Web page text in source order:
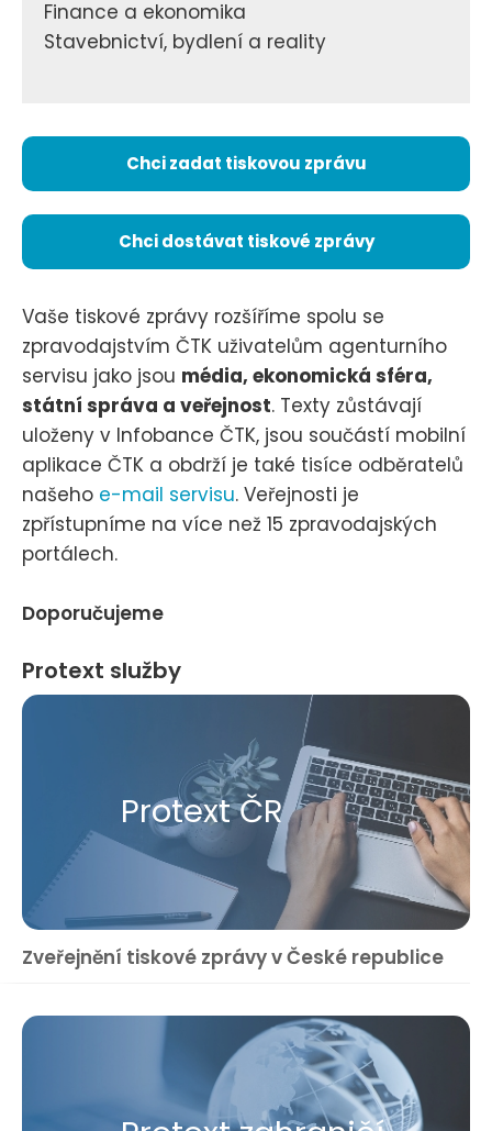
Finance a ekonomika
Stavebnictví, bydlení a reality
Chci zadat tiskovou zprávu
Chci dostávat tiskové zprávy
Vaše tiskové zprávy rozšíříme spolu se
zpravodajstvím ČTK uživatelům agenturního
servisu jako jsou média, ekonomická sféra,
státní správa a veřejnost. Texty zůstávají
uloženy v Infobance ČTK, jsou součástí mobilní
aplikace ČTK a obdrží je také tisíce odběratelů
našeho e-mail servisu. Veřejnosti je
zpřístupníme na více než 15 zpravodajských
portálech.
Doporučujeme
Protext služby
Protext ČR
Zveřejnění tiskové zprávy v České republice